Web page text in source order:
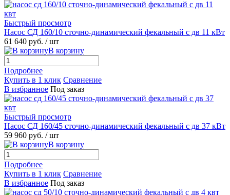
Быстрый просмотр
Насос СД 160/10 сточно-динамический фекальный с дв 11 кВт
61 640 руб. / шт
В корзину
Подробнее
Купить в 1 клик Сравнение
В избранное Под заказ
Быстрый просмотр
Насос СД 160/45 сточно-динамический фекальный с дв 37 кВт
59 960 руб. / шт
В корзину
Подробнее
Купить в 1 клик Сравнение
В избранное Под заказ